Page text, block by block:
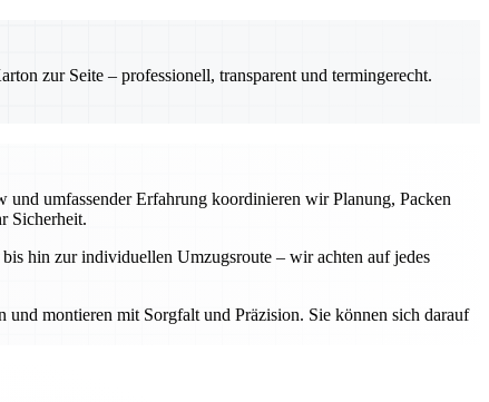
zur Seite – professionell, transparent und termingerecht.
umfassender Erfahrung koordinieren wir Planung, Packen
Sicherheit.
hin zur individuellen Umzugsroute – wir achten auf jedes
montieren mit Sorgfalt und Präzision. Sie können sich darauf